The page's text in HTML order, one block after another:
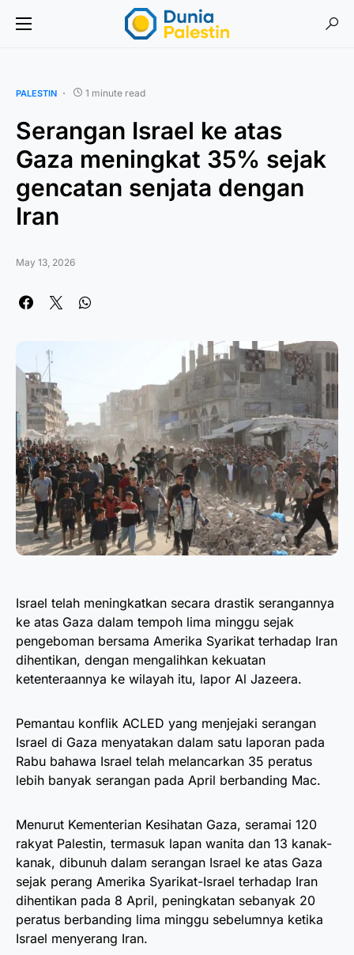
PALESTIN 1 minute read
Serangan Israel ke atas
Gaza meningkat 35% sejak
gencatan senjata dengan
Iran
May 13, 2026
Israel telah meningkatkan secara drastik serangannya
ke atas Gaza dalam tempoh lima minggu sejak
pengeboman bersama Amerika Syarikat terhadap Iran
dihentikan, dengan mengalihkan kekuatan
ketenteraannya ke wilayah itu, lapor Al Jazeera.
Pemantau konflik ACLED yang menjejaki serangan
Israel di Gaza menyatakan dalam satu laporan pada
Rabu bahawa Israel telah melancarkan 35 peratus
lebih banyak serangan pada April berbanding Mac.
Menurut Kementerian Kesihatan Gaza, seramai 120
rakyat Palestin, termasuk lapan wanita dan 13 kanak-
kanak, dibunuh dalam serangan Israel ke atas Gaza
sejak perang Amerika Syarikat-Israel terhadap Iran
dihentikan pada 8 April, peningkatan sebanyak 20
peratus berbanding lima minggu sebelumnya ketika
Israel menyerang Iran.